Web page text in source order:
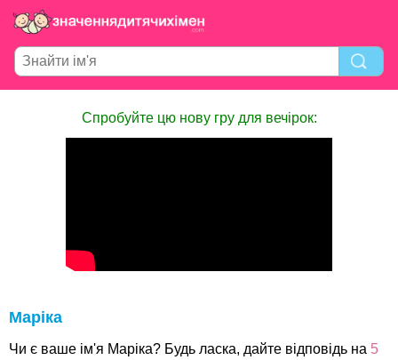
Спробуйте цю нову гру для вечірок:
Маріка
Чи є ваше ім'я Маріка? Будь ласка, дайте відповідь на 5